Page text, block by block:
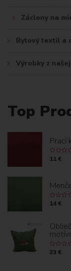
Záclony na
Bytový textil a
Výrobky z
Top
Prací
11 €
14 €
23 €